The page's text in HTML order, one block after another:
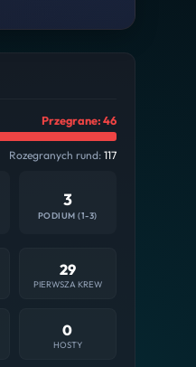
Przegrane: 46
Rozegranych rund: 117
3
PODIUM (1-3)
29
PIERWSZA KREW
0
HOSTY